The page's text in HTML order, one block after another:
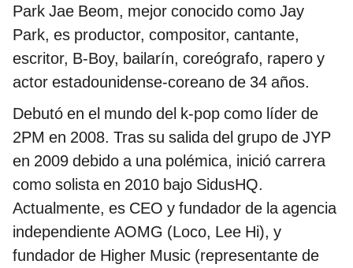
Park Jae Beom, mejor conocido como Jay
Park, es productor, compositor, cantante,
escritor, B-Boy, bailarín, coreógrafo, rapero y
actor estadounidense-coreano de 34 años.
Debutó en el mundo del k-pop como líder de
2PM en 2008. Tras su salida del grupo de JYP
en 2009 debido a una polémica, inició carrera
como solista en 2010 bajo SidusHQ.
Actualmente, es CEO y fundador de la agencia
independiente AOMG (Loco, Lee Hi), y
fundador de Higher Music (representante de